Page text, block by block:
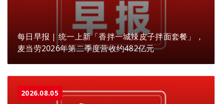
每日早报 | 统一上新「香拌一城辣皮子拌面套餐」，
麦当劳2026年第二季度营收约482亿元
2026.08.05